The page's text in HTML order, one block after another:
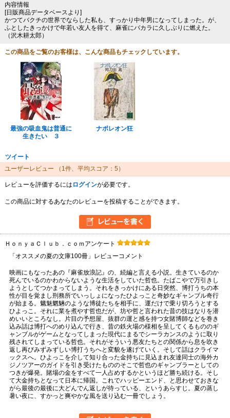
内容情報
[日販商品データベースより]
かつてバクチの世界でならした私も、すっかり中年男になってしまった。が、
ふとしたきっかけで年若い友人を得て、麻雀にバカラに久しぶりに燃えた。
（沢木耕太郎）
この商品をご覧のお客様は、こんな商品もチェックしています。
最強の吸血鬼は普通に
生きたい ３
ナポレオン狂
ツイート
ユーザーレビュー
（1件、平均スコア：5）
レビューを評価するには ログインが必要です。
この商品に対するあなたのレビューを投稿することができます。
ＨｏｎｙａＣｌｕｂ．ｃｏｍアンケート
「オススメの夏の文庫100冊」レビューコメント
映画にもなったあの『麻雀放浪記』の、続編と言える小説。生きているのか
死んでいるのかわからないような生活をしていた哲也。たばこやで万引きし
ようとしてつかまってしまう。それをきっかけにある日突然、博打うちの本
性が目を覚まし刑務所でいっしょになったひよっこと奇妙なギャンブル奇行
が始まる。魑魅魍魎のような博徒たちを相手に、運だけで乗り切ろうとする
ひよっこ。それに業を煮やす哲也だが、坊や哲と言われた昔の技はなりを潜
めいいところなし。片目の予想屋、抜群の運と感を持つ女賭博師などを巻き
込み話は博打へのめり込んで行き、昔の鉄火場の様相を呈してくるもののギ
ャンブルがゲームとなってしまった現代にまるでシーラカンスのように取り
残されてしまっている哲也。それがそういう悪友たちとの関係から息を吹き
返し再びみずみずしい博打うちへと変貌を遂げていく。そして話はクライマ
ックスへ。ひよっこを介して知り合った金持ちに見込まれ友達同士の海外カ
ジノツアーのガイドを引き受けたもののそこで哲也のギャンブラーとしての
つきが爆発。賭場の金をすべて一人占めするかというほど勝ち続ける。そし
て大金持ちとなって日本に帰国。これでハッピーエンド、と思わせておきな
がら最後の最後に大どんでん返しが待っている、というあらすじ。夏の蒸し
暑い夜に、すかっと爽やかな風を送り込む一冊でしょう。